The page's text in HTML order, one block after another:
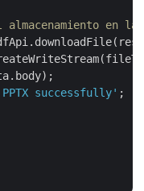
en la
successfully' ;